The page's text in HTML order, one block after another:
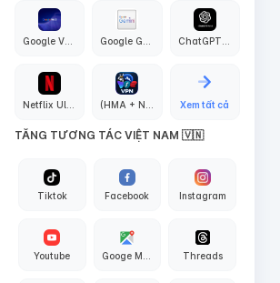
Xem tất cả
TĂNG TƯƠNG TÁC VIỆT NAM 🇻🇳
Tiktok Facebook Instagram
Youtube Threads